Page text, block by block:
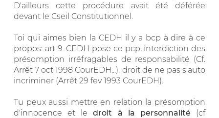
D'ailleurs cette procédure avait été déférée
devant le Cseil Constitutionnel.
Toi qui aimes bien la CEDH il y a bcp à dire à ce
propos: art 9. CEDH pose ce pcp, interdiction des
présomption irréfragables de responsabilité (Cf.
Arrêt 7 oct 1998 CourEDH...), droit de ne pas s'auto
incriminer (Arrêt 29 fev 1993 CourEDH).
Tu peux aussi mettre en relation la présomption
d'innocence et ledroit à la personnalité (cf